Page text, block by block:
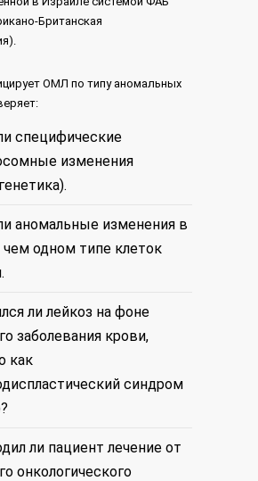
Британская
ОМЛ по типу аномальных
специфические
изменения
аномальные изменения в
чем одном типе клеток
ли лейкоз на фоне
заболевания крови,
как
синдром
ли пациент лечение от
онкологического